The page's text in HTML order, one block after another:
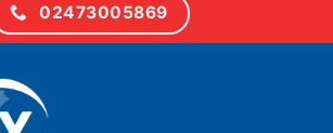
02473005869